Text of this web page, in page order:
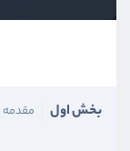
بخش اول مقدمه